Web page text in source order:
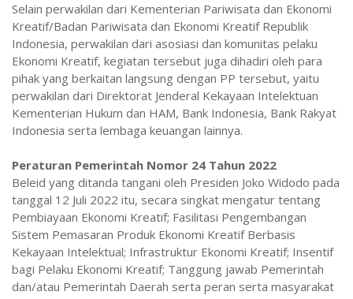
Selain perwakilan dari Kementerian Pariwisata dan Ekonomi
Kreatif/Badan Pariwisata dan Ekonomi Kreatif Republik
Indonesia, perwakilan dari asosiasi dan komunitas pelaku
Ekonomi Kreatif, kegiatan tersebut juga dihadiri oleh para
pihak yang berkaitan langsung dengan PP tersebut, yaitu
perwakilan dari Direktorat Jenderal Kekayaan Intelektuan
Kementerian Hukum dan HAM, Bank Indonesia, Bank Rakyat
Indonesia serta lembaga keuangan lainnya.
Peraturan Pemerintah Nomor 24 Tahun 2022
Beleid yang ditanda tangani oleh Presiden Joko Widodo pada
tanggal 12 Juli 2022 itu, secara singkat mengatur tentang
Pembiayaan Ekonomi Kreatif; Fasilitasi Pengembangan
Sistem Pemasaran Produk Ekonomi Kreatif Berbasis
Kekayaan Intelektual; Infrastruktur Ekonomi Kreatif; Insentif
bagi Pelaku Ekonomi Kreatif; Tanggung jawab Pemerintah
dan/atau Pemerintah Daerah serta peran serta masyarakat